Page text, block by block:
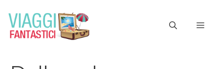
contenuto